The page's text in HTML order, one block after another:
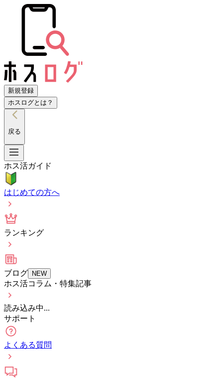
新規登録
ホスログとは？
戻る
ホス活ガイド
はじめての方へ
ランキング
ブログ NEW
ホス活コラム・特集記事
読み込み中...
サポート
よくある質問